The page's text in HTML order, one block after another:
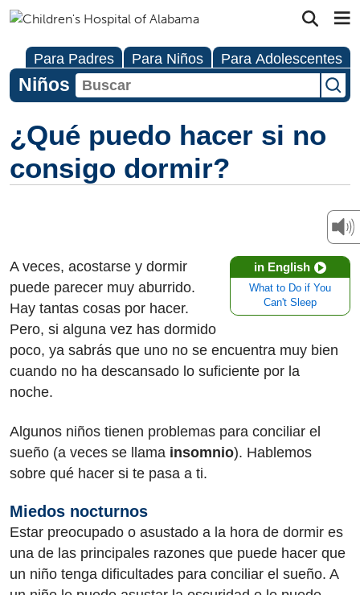
Para Padres Para Niños Para Adolescentes
Niños
¿Qué puedo hacer si no
consigo dormir?
in English
What to Do if You
Can't Sleep
A veces, acostarse y dormir
puede parecer muy aburrido.
Hay tantas cosas por hacer.
Pero, si alguna vez has dormido
poco, ya sabrás que uno no se encuentra muy bien
cuando no ha descansado lo suficiente por la
noche.
Algunos niños tienen problemas para conciliar el
sueño (a veces se llama insomnio). Hablemos
sobre qué hacer si te pasa a ti.
Miedos nocturnos
Estar preocupado o asustado a la hora de dormir es
una de las principales razones que puede hacer que
un niño tenga dificultades para conciliar el sueño. A